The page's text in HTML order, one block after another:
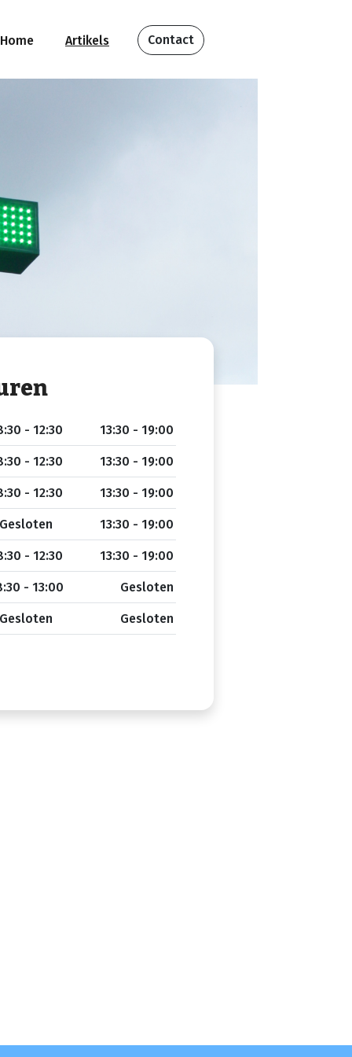
Home Artikels Contact
- 12:30 13:30 - 19:00
- 12:30 13:30 - 19:00
- 12:30 13:30 - 19:00
Gesloten 13:30 - 19:00
- 12:30 13:30 - 19:00
- 13:00 Gesloten
Gesloten Gesloten